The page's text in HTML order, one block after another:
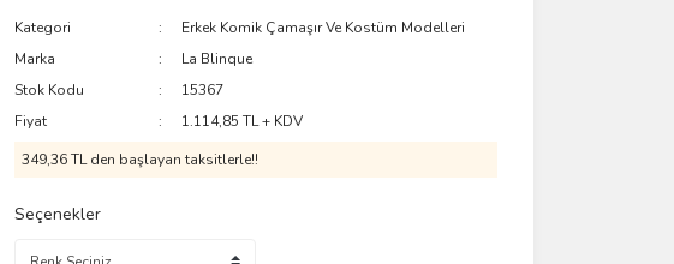
Kategori
Erkek Komik Çamaşır Ve Kostüm Modelleri
Marka
La Blinque
Stok Kodu
15367
Fiyat
1.114,85 TL + KDV
349,36 TL den başlayan taksitlerle!!
Seçenekler